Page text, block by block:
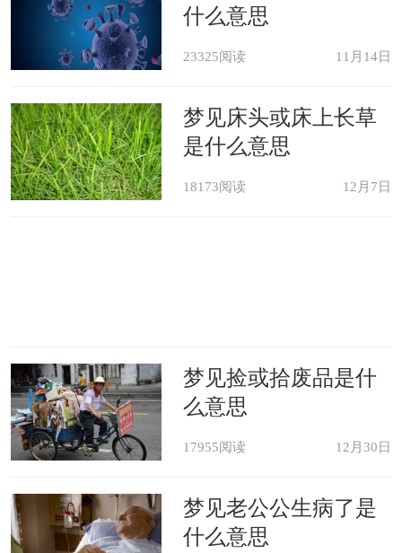
什么意思
23325阅读 11月14日
梦见床头或床上长草
是什么意思
18173阅读 12月7日
梦见捡或拾废品是什
么意思
17955阅读 12月30日
梦见老公公生病了是
什么意思